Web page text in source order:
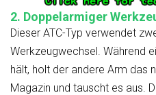
2. Doppelarmiger
Dieser ATC-Typ verwendet
Werkzeugwechsel. Während
hält, holt der andere Arm das
Magazin und tauscht es aus.